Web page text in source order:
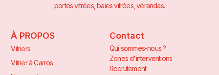
portes vitrées, baies vitrées, vérandas.
À PROPOS
Vitriers
Vitrier à Carros
Contact
Qui sommes-nous ?
Zones d'interventions
Recrutement